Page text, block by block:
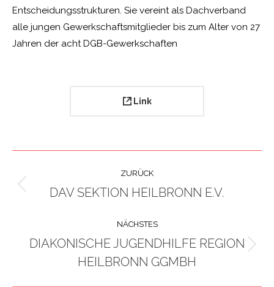
Entscheidungsstrukturen. Sie vereint als Dachverband
alle jungen Gewerkschaftsmitglieder bis zum Alter von 27
Jahren der acht DGB-Gewerkschaften
Link
NAVIGATION
ZURÜCK
Previous
DAV SEKTION HEILBRONN E.V.
NÄCHSTES
Next
project:
DIAKONISCHE JUGENDHILFE REGION
HEILBRONN GGMBH